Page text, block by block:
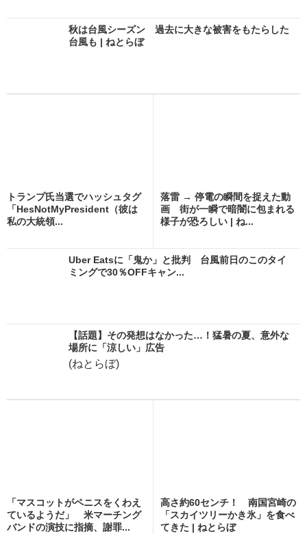
秋は台風シーズン 過去に大きな被害をもたらした
台風も | ねとらぼ
トランプ氏当選でハッシュタグ
「HesNotMyPresident（彼は
私の大統領...
落雷 → 停電の瞬間を捉えた動
画 街が一瞬で暗闇に包まれる
様子が恐ろしい | ね...
Uber Eatsに「鬼か」と批判 台風前日のこのタイ
ミングで30％OFFキャン...
【話題】その発想はなかった…！猛暑の夏、意外な
場所に「涼しい」広告
(ねとらぼ)
「マスコットがペニスをくわえ
ているようだ」 米マーチング
バンドの演技に指摘、謝罪...
高さ約60センチ！ 南国宮崎の
「スカイツリーかき氷」を食べ
てきた | ねとらぼ